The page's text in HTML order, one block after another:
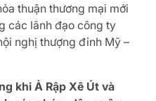
thuận thương mại mới
các lãnh đạo công ty
nghị thượng đỉnh Mỹ –
khi Ả Rập Xê Út và